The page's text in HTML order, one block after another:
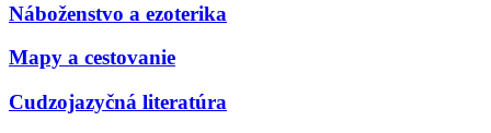
Náboženstvo a ezoterika
Mapy a cestovanie
Cudzojazyčná literatúra